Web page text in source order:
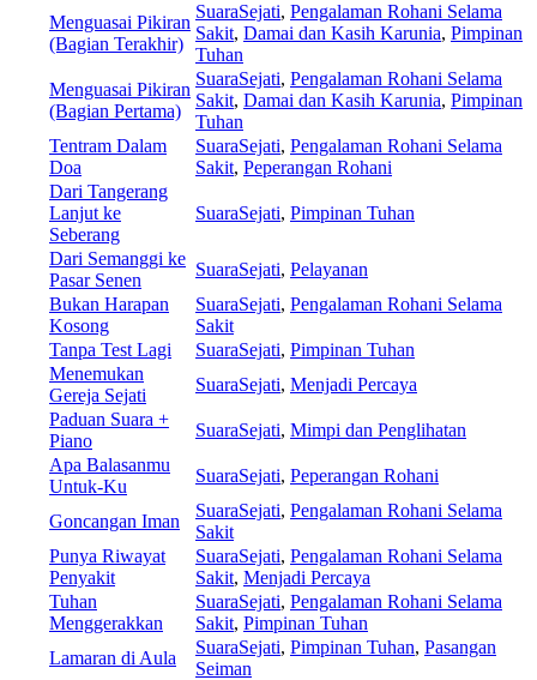
Menguasai Pikiran
(Bagian Terakhir)
SuaraSejati, Pengalaman Rohani Selama
Sakit, Damai dan Kasih Karunia, Pimpinan
Tuhan
Menguasai Pikiran
(Bagian Pertama)
SuaraSejati, Pengalaman Rohani Selama
Sakit, Damai dan Kasih Karunia, Pimpinan
Tuhan
Tentram Dalam
Doa
SuaraSejati, Pengalaman Rohani Selama
Sakit, Peperangan Rohani
Dari Tangerang
Lanjut ke
Seberang
SuaraSejati, Pimpinan Tuhan
Dari Semanggi ke
Pasar Senen
SuaraSejati, Pelayanan
Bukan Harapan
Kosong
SuaraSejati, Pengalaman Rohani Selama
Sakit
Tanpa Test Lagi
SuaraSejati, Pimpinan Tuhan
Menemukan
Gereja Sejati
SuaraSejati, Menjadi Percaya
Paduan Suara +
Piano
SuaraSejati, Mimpi dan Penglihatan
Apa Balasanmu
Untuk-Ku
SuaraSejati, Peperangan Rohani
Goncangan Iman
SuaraSejati, Pengalaman Rohani Selama
Sakit
Punya Riwayat
Penyakit
SuaraSejati, Pengalaman Rohani Selama
Sakit, Menjadi Percaya
Tuhan
Menggerakkan
SuaraSejati, Pengalaman Rohani Selama
Sakit, Pimpinan Tuhan
Lamaran di Aula
SuaraSejati, Pimpinan Tuhan, Pasangan
Seiman